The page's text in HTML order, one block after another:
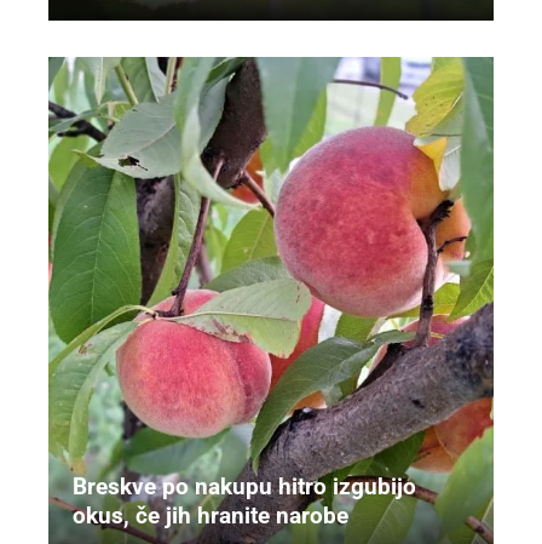
Breskve po nakupu hitro izgubijo
okus, če jih hranite narobe